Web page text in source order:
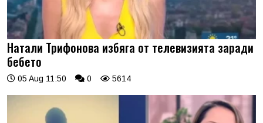
Натали Трифонова избяга от телевизията заради
бебето
05 Aug 11:50 0 5614